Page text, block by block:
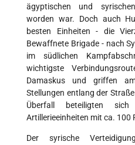
ägyptischen und
worden war. Doch auch
besten Einheiten - die
Bewaffnete Brigade - nach
im südlichen
wichtigste
Damaskus und griffen
Stellungen entlang der
Überfall beteiligten
Artillerieeinheiten mit ca. 100
Der syrische